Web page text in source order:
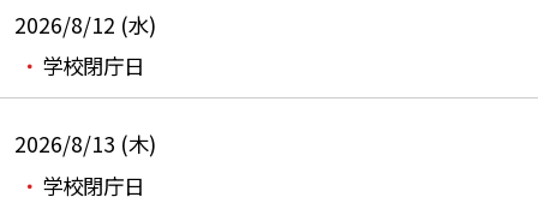
2026/8/12 (水)
学校閉庁日
2026/8/13 (木)
学校閉庁日